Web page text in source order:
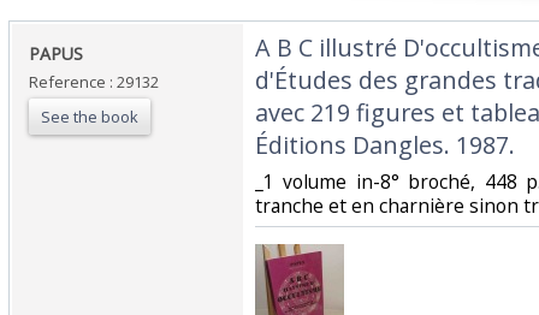
‎PAPUS‎
Reference : 29132
See the book
‎A B C illustré
d'Études des grandes
avec 219 figures et
Éditions Dangles. 1987.‎
‎_1 volume in-8° broché, 448
tranche et en charnière sinon